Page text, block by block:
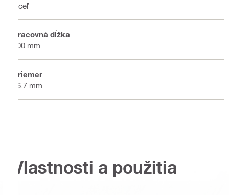
Oceľ
Pracovná dĺžka
200 mm
Priemer
46.7 mm
Vlastnosti a použitia